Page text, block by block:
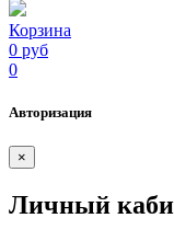
Корзина
0 руб
0
Авторизация
×
Личный